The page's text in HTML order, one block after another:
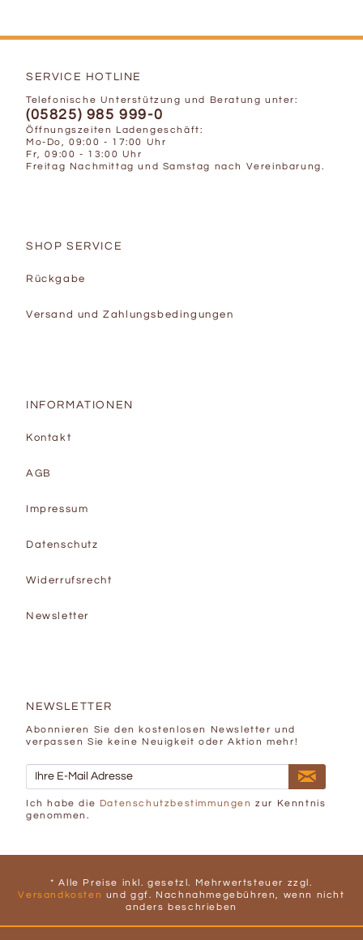
SERVICE HOTLINE
Telefonische Unterstützung und Beratung unter:
(05825) 985 999-0
Öffnungszeiten Ladengeschäft:
Mo-Do, 09:00 - 17:00 Uhr
Fr, 09:00 - 13:00 Uhr
Freitag Nachmittag und Samstag nach Vereinbarung.
SHOP SERVICE
Rückgabe
Versand und Zahlungsbedingungen
INFORMATIONEN
Kontakt
AGB
Impressum
Datenschutz
Widerrufsrecht
Newsletter
NEWSLETTER
Abonnieren Sie den kostenlosen Newsletter und
verpassen Sie keine Neuigkeit oder Aktion mehr!
Ich habe die Datenschutzbestimmungen zur Kenntnis
genommen.
* Alle Preise inkl. gesetzl. Mehrwertsteuer zzgl.
Versandkosten und ggf. Nachnahmegebühren, wenn nicht
anders beschrieben